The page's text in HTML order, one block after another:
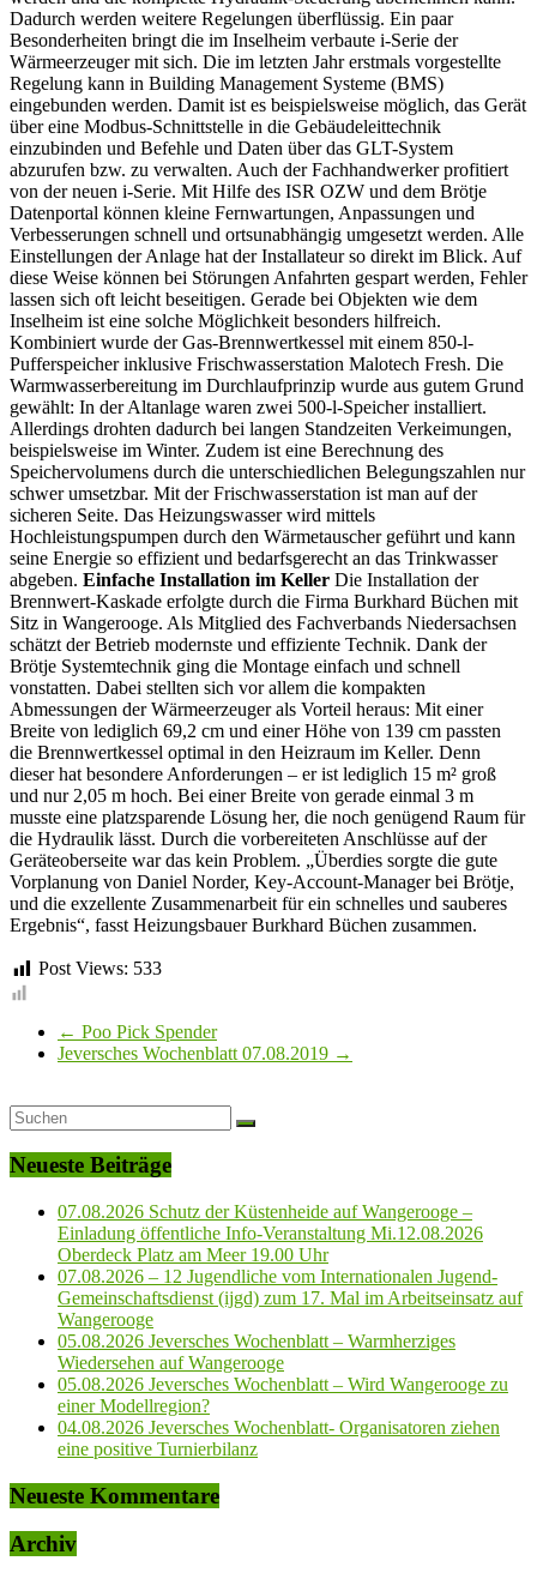
Dadurch werden weitere Regelungen überflüssig. Ein paar
Besonderheiten bringt die im Inselheim verbaute i-Serie der
Wärmeerzeuger mit sich. Die im letzten Jahr erstmals vorgestellte
Regelung kann in Building Management Systeme (BMS)
eingebunden werden. Damit ist es beispielsweise möglich, das Gerät
über eine Modbus-Schnittstelle in die Gebäudeleittechnik
einzubinden und Befehle und Daten über das GLT-System
abzurufen bzw. zu verwalten. Auch der Fachhandwerker profitiert
von der neuen i-Serie. Mit Hilfe des ISR OZW und dem Brötje
Datenportal können kleine Fernwartungen, Anpassungen und
Verbesserungen schnell und ortsunabhängig umgesetzt werden. Alle
Einstellungen der Anlage hat der Installateur so direkt im Blick. Auf
diese Weise können bei Störungen Anfahrten gespart werden, Fehler
lassen sich oft leicht beseitigen. Gerade bei Objekten wie dem
Inselheim ist eine solche Möglichkeit besonders hilfreich.
Kombiniert wurde der Gas-Brennwertkessel mit einem 850-l-
Pufferspeicher inklusive Frischwasserstation Malotech Fresh. Die
Warmwasserbereitung im Durchlaufprinzip wurde aus gutem Grund
gewählt: In der Altanlage waren zwei 500-l-Speicher installiert.
Allerdings drohten dadurch bei langen Standzeiten Verkeimungen,
beispielsweise im Winter. Zudem ist eine Berechnung des
Speichervolumens durch die unterschiedlichen Belegungszahlen nur
schwer umsetzbar. Mit der Frischwasserstation ist man auf der
sicheren Seite. Das Heizungswasser wird mittels
Hochleistungspumpen durch den Wärmetauscher geführt und kann
seine Energie so effizient und bedarfsgerecht an das Trinkwasser
abgeben. Einfache Installation im Keller Die Installation der
Brennwert-Kaskade erfolgte durch die Firma Burkhard Büchen mit
Sitz in Wangerooge. Als Mitglied des Fachverbands Niedersachsen
schätzt der Betrieb modernste und effiziente Technik. Dank der
Brötje Systemtechnik ging die Montage einfach und schnell
vonstatten. Dabei stellten sich vor allem die kompakten
Abmessungen der Wärmeerzeuger als Vorteil heraus: Mit einer
Breite von lediglich 69,2 cm und einer Höhe von 139 cm passten
die Brennwertkessel optimal in den Heizraum im Keller. Denn
dieser hat besondere Anforderungen – er ist lediglich 15 m² groß
und nur 2,05 m hoch. Bei einer Breite von gerade einmal 3 m
musste eine platzsparende Lösung her, die noch genügend Raum für
die Hydraulik lässt. Durch die vorbereiteten Anschlüsse auf der
Geräteoberseite war das kein Problem. „Überdies sorgte die gute
Vorplanung von Daniel Norder, Key-Account-Manager bei Brötje,
und die exzellente Zusammenarbeit für ein schnelles und sauberes
Ergebnis“, fasst Heizungsbauer Burkhard Büchen zusammen.
Post Views: 533
← Poo Pick Spender
Jeversches Wochenblatt 07.08.2019 →
Neueste Beiträge
07.08.2026 Schutz der Küstenheide auf Wangerooge –
Einladung öffentliche Info-Veranstaltung Mi.12.08.2026
Oberdeck Platz am Meer 19.00 Uhr
07.08.2026 – 12 Jugendliche vom Internationalen Jugend-
Gemeinschaftsdienst (ijgd) zum 17. Mal im Arbeitseinsatz auf
Wangerooge
05.08.2026 Jeversches Wochenblatt – Warmherziges
Wiedersehen auf Wangerooge
05.08.2026 Jeversches Wochenblatt – Wird Wangerooge zu
einer Modellregion?
04.08.2026 Jeversches Wochenblatt- Organisatoren ziehen
eine positive Turnierbilanz
Neueste Kommentare
Archiv